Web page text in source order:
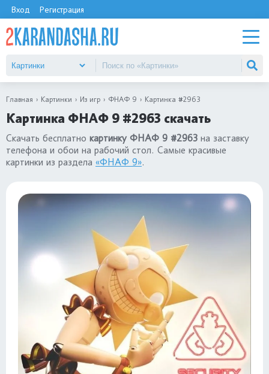
Вход Регистрация
Главная Картинки Из игр ФНАФ 9 Картинка #2963
Картинка ФНАФ 9 #2963 скачать
Скачать бесплатно картинку ФНАФ 9 #2963 на заставку
телефона и обои на рабочий стол. Самые красивые
картинки из раздела «ФНАФ 9».